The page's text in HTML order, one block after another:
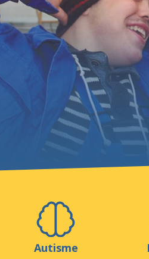
Autisme
Employeur
Aidez-nous
Autisme